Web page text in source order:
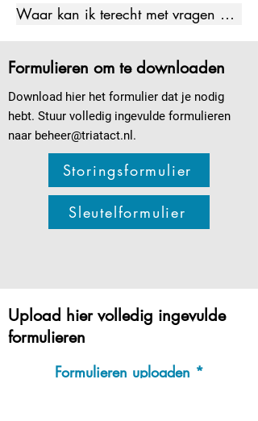
afrekening verwachten?
Waar kan ik terecht met vragen
xxxxxxxxxxx
Formulieren om te downloaden
Download hier het formulier dat je nodig
hebt. Stuur volledig ingevulde formulieren
naar beheer@triatact.nl .
Storingsformulier
Sleutelformulier
Upload hier volledig ingevulde
formulieren
Formulieren uploaden